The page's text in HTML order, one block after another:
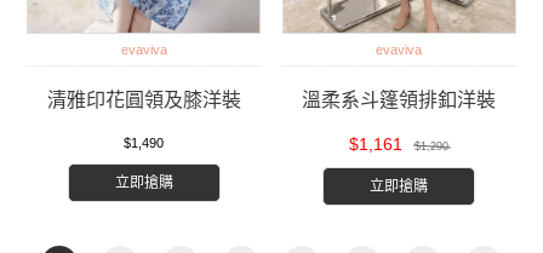
evaviva
清雅印花圓領及膝洋裝
$1,490
立即搶購
evaviva
溫柔系斗篷領排釦洋裝
$1,161 $1,290
立即搶購